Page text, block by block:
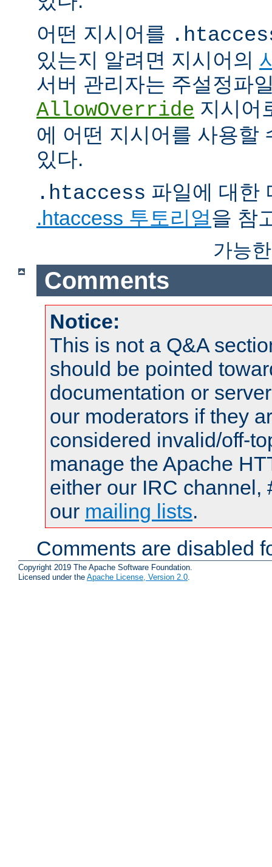
어떤 지시어를
있는지 알려면 지시어의
서버 관리자는 주설정파
AllowOverride 지시어
에 어떤 지시어를 사용할
있다.
.htaccess 파일에 대한
.htaccess 투토리얼을 참
가능
Comments
Notice:
This is not a Q&A
should be pointed
documentation or
our moderators if they
considered invalid/off-
manage the Apache
either our IRC channel,
our mailing lists.
Comments are disabled
Copyright 2019 The Apache Software Foundation.
Licensed under the Apache License, Version 2.0.